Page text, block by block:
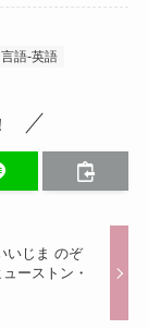
言語-英語
いじま のぞ
ーストン・